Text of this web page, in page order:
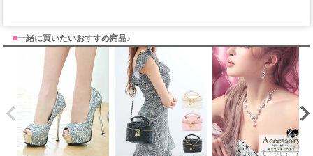
■一緒に買いたいおすすめ商品♪